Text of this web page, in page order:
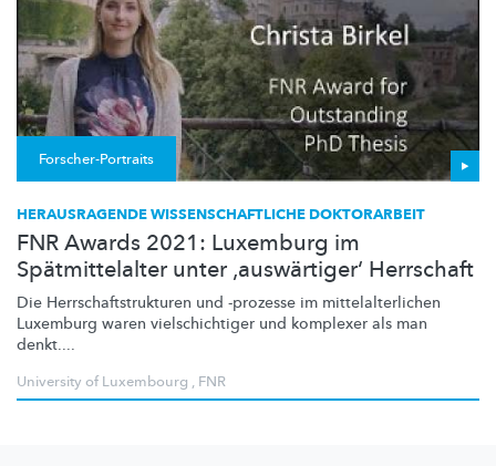
Forscher-Portraits
HERAUSRAGENDE WISSENSCHAFTLICHE DOKTORARBEIT
FNR Awards 2021: Luxemburg im
Spätmittelalter unter ‚auswärtiger‘ Herrschaft
Die Herrschaftstrukturen und -prozesse im mittelalterlichen
Luxemburg waren vielschichtiger und komplexer als man
denkt....
University of Luxembourg , FNR